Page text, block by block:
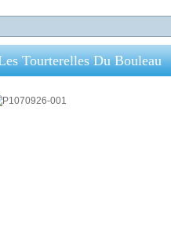
Tourterelles Du Bouleau